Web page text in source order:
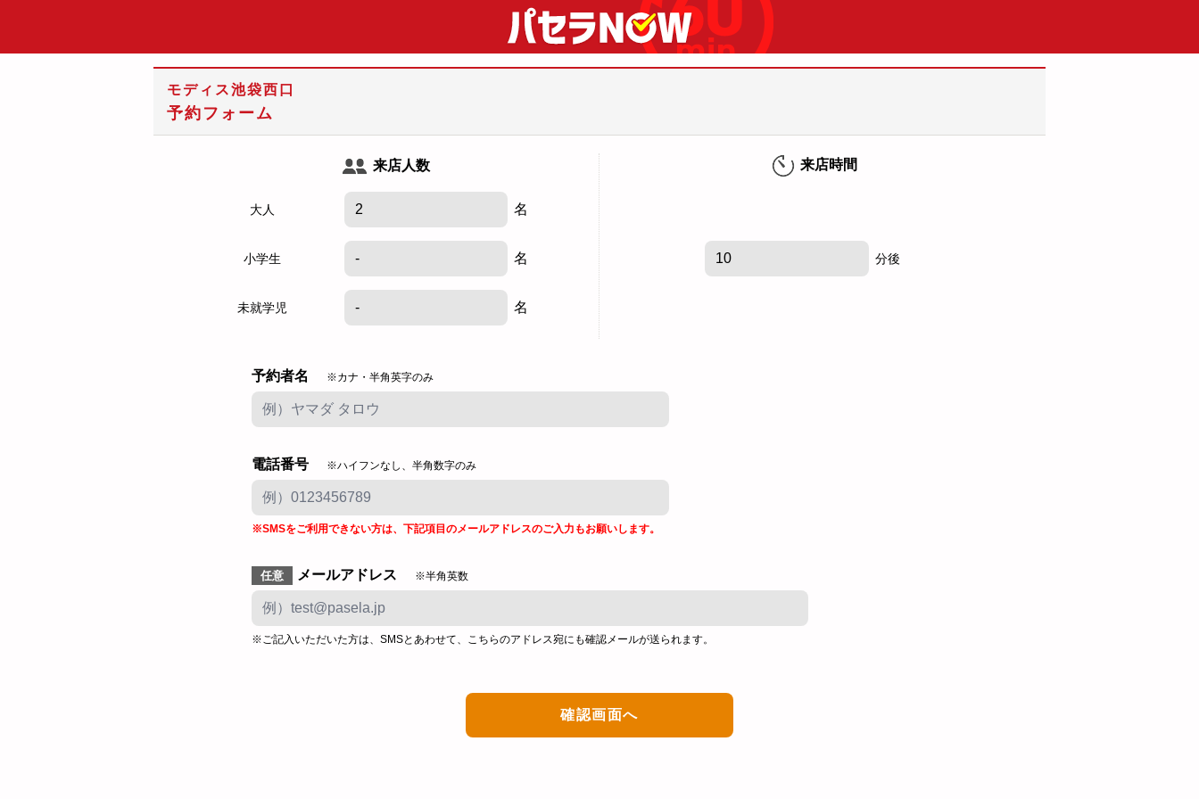
モディス池袋西口
予約フォーム
来店人数
大人 名
小学生 名
未就学児 名
来店時間
分後
予約者名 ※カナ・半角英字のみ
電話番号 ※ハイフンなし、半角数字のみ
※SMSをご利用できない方は、下記項目のメールアドレスのご入力もお願いします。
任意 メールアドレス ※半角英数
※ご記入いただいた方は、SMSとあわせて、こちらのアドレス宛にも確認メールが送られます。